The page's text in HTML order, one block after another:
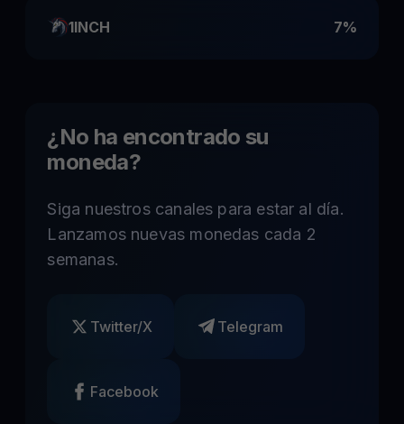
1INCH 7%
¿No ha encontrado su
moneda?
Siga nuestros canales para estar al día.
Lanzamos nuevas monedas cada 2
semanas.
Twitter/X Telegram
Facebook